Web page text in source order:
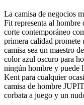
La camisa de negocios
Fit representa al
corte contemporáneo
primera calidad promete
camisa sea un maestro
color azul oscuro para
ningún hombre y puede
Kent para cualquier
camisa de hombre
corbata a juego y un